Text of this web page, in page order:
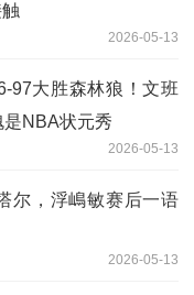
2026-05-13
97大胜森林狼！文班
NBA状元秀
2026-05-13
尔，浮嶋敏赛后一语
2026-05-13